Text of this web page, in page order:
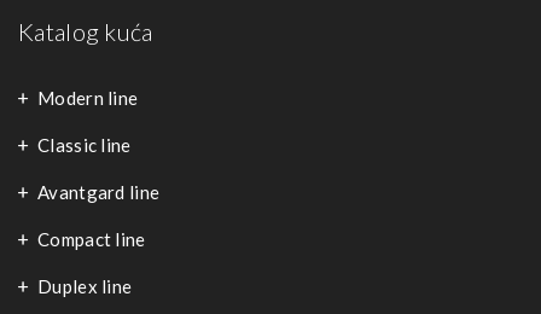
Katalog kuća
Modern line
Classic line
Avantgard line
Compact line
Duplex line